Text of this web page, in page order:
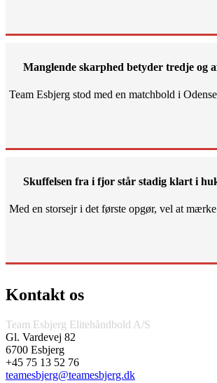
Manglende skarphed betyder tredje og
Team Esbjerg stod med en matchbold i
Skuffelsen fra i fjor står stadig klart i
Med en storsejr i det første opgør, vel at
Kontakt os
Team Esbjerg Elitehåndbold A/S
Gl. Vardevej 82
6700 Esbjerg
+45 75 13 52 76
teamesbjerg@teamesbjerg.dk